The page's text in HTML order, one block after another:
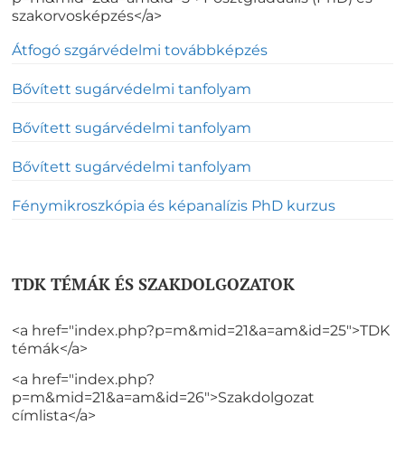
szakorvosképzés</a>
Átfogó szgárvédelmi továbbképzés
Bővített sugárvédelmi tanfolyam
Bővített sugárvédelmi tanfolyam
Bővített sugárvédelmi tanfolyam
Fénymikroszkópia és képanalízis PhD kurzus
TDK TÉMÁK ÉS SZAKDOLGOZATOK
<a href="index.php?p=m&mid=21&a=am&id=25">TDK
témák</a>
<a href="index.php?
p=m&mid=21&a=am&id=26">Szakdolgozat
címlista</a>